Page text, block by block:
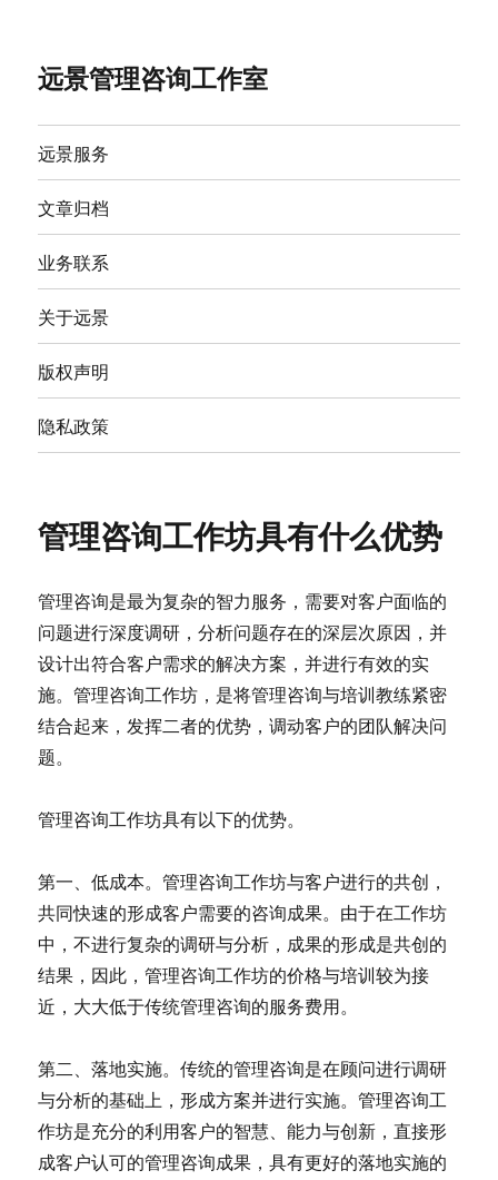
远景管理咨询工作室
远景服务
文章归档
业务联系
关于远景
版权声明
隐私政策
管理咨询工作坊具有什么优势
管理咨询是最为复杂的智力服务，需要对客户面临的
问题进行深度调研，分析问题存在的深层次原因，并
设计出符合客户需求的解决方案，并进行有效的实
施。管理咨询工作坊，是将管理咨询与培训教练紧密
结合起来，发挥二者的优势，调动客户的团队解决问
题。
管理咨询工作坊具有以下的优势。
第一、低成本。管理咨询工作坊与客户进行的共创，
共同快速的形成客户需要的咨询成果。由于在工作坊
中，不进行复杂的调研与分析，成果的形成是共创的
结果，因此，管理咨询工作坊的价格与培训较为接
近，大大低于传统管理咨询的服务费用。
第二、落地实施。传统的管理咨询是在顾问进行调研
与分析的基础上，形成方案并进行实施。管理咨询工
作坊是充分的利用客户的智慧、能力与创新，直接形
成客户认可的管理咨询成果，具有更好的落地实施的